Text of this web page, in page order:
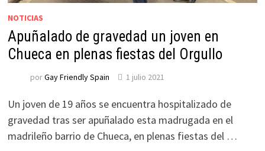
NOTICIAS
Apuñalado de gravedad un joven en
Chueca en plenas fiestas del Orgullo
porGay Friendly Spain 1 julio 2021
Un joven de 19 años se encuentra hospitalizado de
gravedad tras ser apuñalado esta madrugada en el
madrileño barrio de Chueca, en plenas fiestas del …